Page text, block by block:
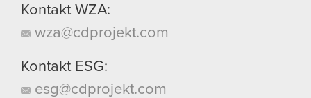
Kontakt WZA:
wza@cdprojekt.com
Kontakt ESG:
esg@cdprojekt.com